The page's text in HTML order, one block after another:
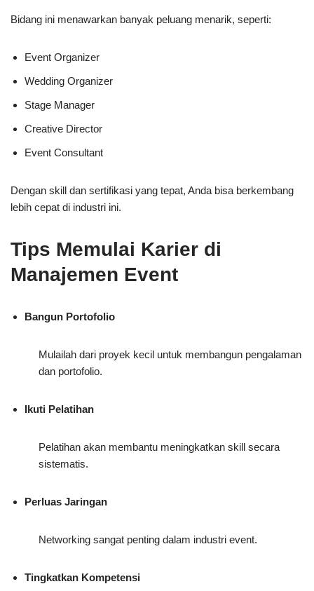
Bidang ini menawarkan banyak peluang menarik, seperti:
Event Organizer
Wedding Organizer
Stage Manager
Creative Director
Event Consultant
Dengan skill dan sertifikasi yang tepat, Anda bisa berkembang
lebih cepat di industri ini.
Tips Memulai Karier di
Manajemen Event
Bangun Portofolio
Mulailah dari proyek kecil untuk membangun pengalaman
dan portofolio.
Ikuti Pelatihan
Pelatihan akan membantu meningkatkan skill secara
sistematis.
Perluas Jaringan
Networking sangat penting dalam industri event.
Tingkatkan Kompetensi